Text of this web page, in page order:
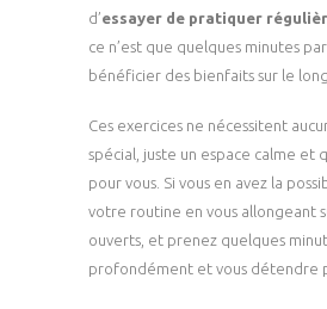
d’essayer de pratiquer
ce n’est que quelques minutes
bénéficier des bienfaits sur le
Ces exercices ne nécessitent
spécial, juste un espace calme et
pour vous. Si vous en avez la
votre routine en vous allongeant
ouverts, et prenez quelques
profondément et vous détendre